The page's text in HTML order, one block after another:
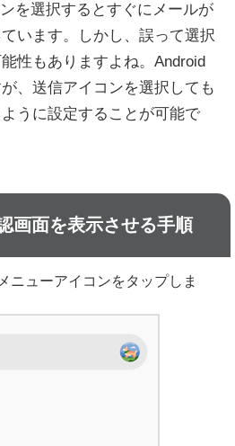
を選択するとすぐにメールが
います。しかし、誤って選択
性もありますよね。Android
、送信アイコンを選択しても
うに設定することが可能で
画面を表示させる手順
ニューアイコンをタップしま